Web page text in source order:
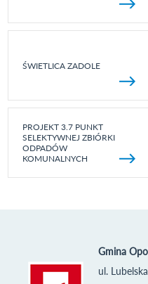
ŚWIETLICA ZADOLE
PROJEKT 3.7 PUNKT
SELEKTYWNEJ ZBIÓRKI
ODPADÓW
KOMUNALNYCH
Gmina
ul.